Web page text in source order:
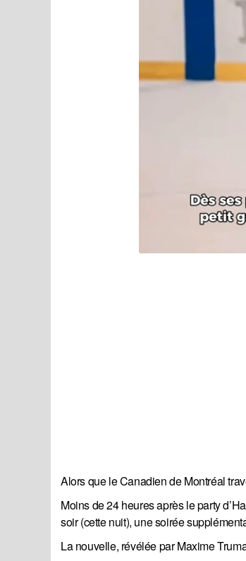
Alors que le Canadien de Montréal
Moins de 24 heures après le party
soir (cette nuit), une soirée
La nouvelle, révélée par Maxime